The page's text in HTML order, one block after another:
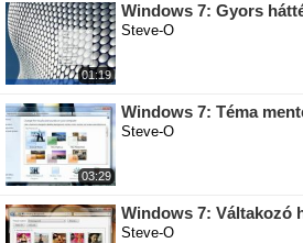
01:19
Windows 7: Gyors
Steve-O
03:29
Windows 7: Téma
Steve-O
Windows 7: Váltakozó
Steve-O